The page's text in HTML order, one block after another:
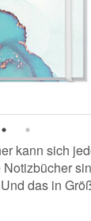
kann sich
das in